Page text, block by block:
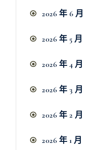
2026 年 6 月
2026 年 5 月
2026 年 4 月
2026 年 3 月
2026 年 2 月
2026 年 1 月